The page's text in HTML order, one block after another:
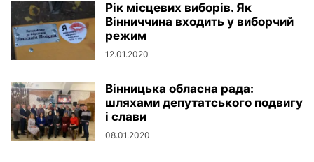
Рік місцевих виборів. Як
Вінниччина входить у виборчий
режим
12.01.2020
Вінницька обласна рада:
шляхами депутатського подвигу
і слави
08.01.2020